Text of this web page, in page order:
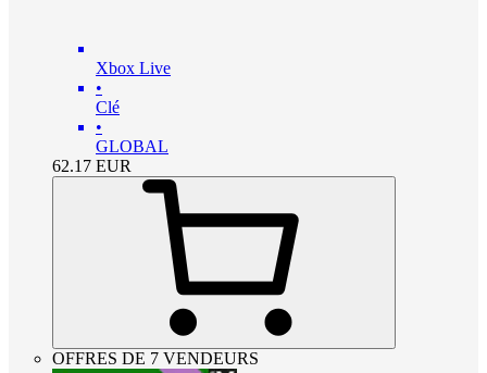
Xbox Live
•
Clé
•
GLOBAL
62.17 EUR
OFFRES DE 7 VENDEURS